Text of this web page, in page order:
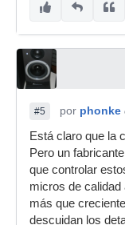
#5 por phonke
Está claro que la
Pero un
que controlar
micros de calidad
más que
descuidan los